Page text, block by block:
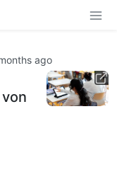
ago